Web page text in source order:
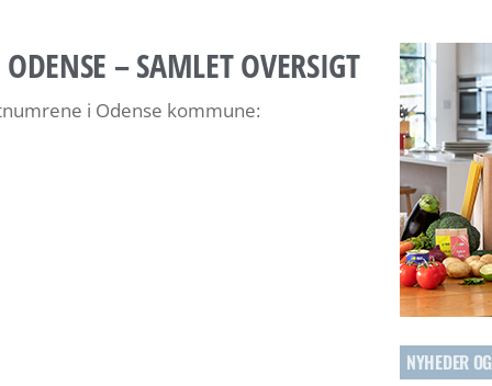
– SAMLET OVERSIGT
i Odense kommune:
NYHEDER